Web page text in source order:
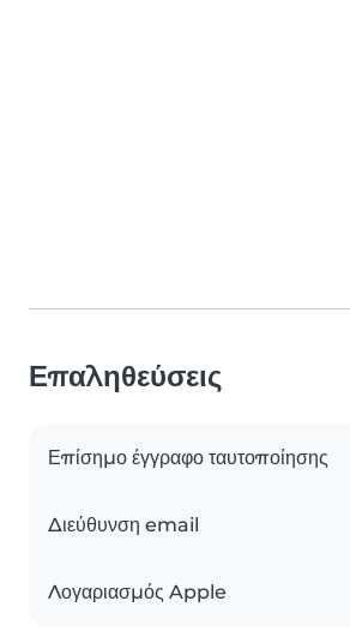
Επαληθεύσεις
Επίσημο έγγραφο ταυτοποίησης
Διεύθυνση email
Λογαριασμός Apple